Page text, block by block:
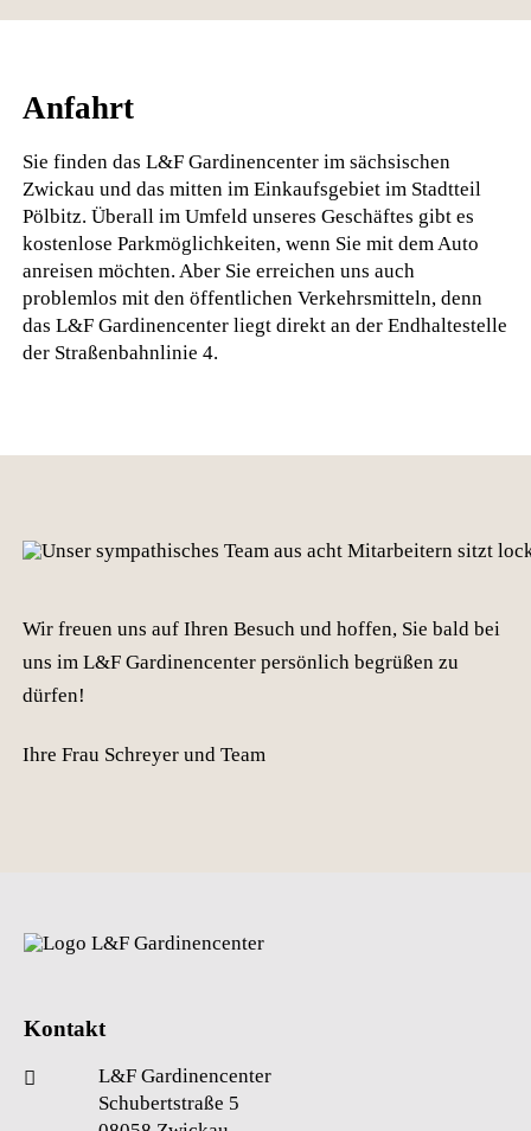
Anfahrt
Sie finden das L&F Gardinencenter im sächsischen
Zwickau und das mitten im Einkaufsgebiet im Stadtteil
Pölbitz. Überall im Umfeld unseres Geschäftes gibt es
kostenlose Parkmöglichkeiten, wenn Sie mit dem Auto
anreisen möchten. Aber Sie erreichen uns auch
problemlos mit den öffentlichen Verkehrsmitteln, denn
das L&F Gardinencenter liegt direkt an der Endhaltestelle
der Straßenbahnlinie 4.
Wir freuen uns auf Ihren Besuch und hoffen, Sie bald bei
uns im L&F Gardinencenter persönlich begrüßen zu
dürfen!
Ihre Frau Schreyer und Team
Kontakt
L&F Gardinencenter
Schubertstraße 5